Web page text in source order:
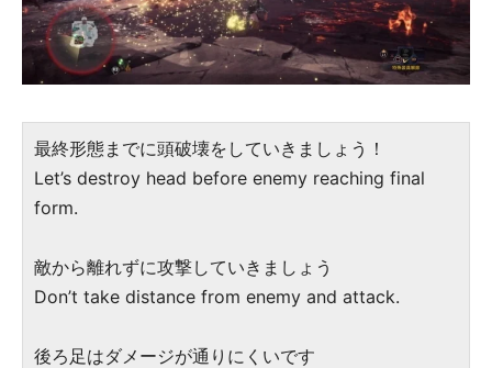
最終形態までに頭破壊をしていきましょう！
Let’s destroy head before enemy reaching final
form.
敵から離れずに攻撃していきましょう
Don’t take distance from enemy and attack.
後ろ足はダメージが通りにくいです